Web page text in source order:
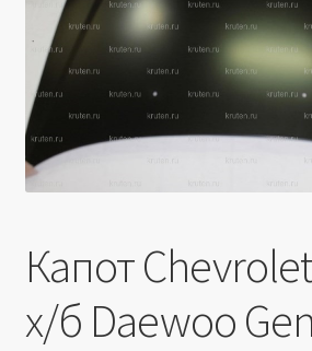
Производители
Юридические данные
Капот
х/б Daewoo